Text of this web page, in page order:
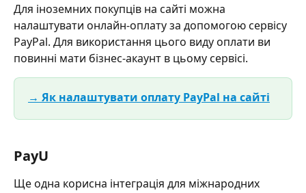
Для іноземних покупців на сайті можна
налаштувати онлайн-оплату за допомогою сервісу
PayPal. Для використання цього виду оплати ви
повинні мати бізнес-акаунт в цьому сервісі.
→ Як налаштувати оплату PayPal на сайті
PayU
Ще одна корисна інтеграція для міжнародних